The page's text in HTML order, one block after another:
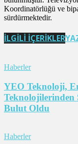
Koordinatörlüğü ve
sürdürmektedir.
İLGİLİ İÇERİKLER
Haberler
YEO Teknoloji,
Teknolojilerinden
Bulut Oldu
Haberler